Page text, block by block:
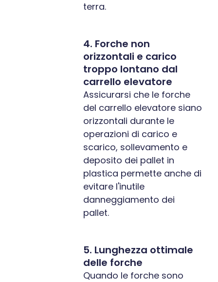
terra.
4. Forche non
orizzontali e carico
troppo lontano dal
carrello elevatore
Assicurarsi che le forche
del carrello elevatore siano
orizzontali durante le
operazioni di carico e
scarico, sollevamento e
deposito dei pallet in
plastica permette anche di
evitare l'inutile
danneggiamento dei
pallet.
5. Lunghezza ottimale
delle forche
Quando le forche sono